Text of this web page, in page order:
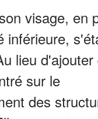
visage, en
inférieure,
lieu d'ajouter
sur le
des